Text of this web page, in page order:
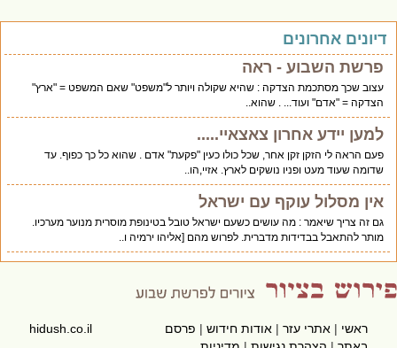
אחרונים
פרשת השבוע - ראה
עצוב שכך מסתכמת הצדקה : שהיא שקולה ויותר ל"משפט" שאם המשפט = "ארץ"
הצדקה = "אדם" ועוד... . שהוא..
למען יידע אחרון צאצאיי.....
פעם הראה לי הזקן זקן אחר, שכל כולו כעין "פקעת" אדם . שהוא כל כך כפוף. עד
שדומה שעוד מעט ופניו נושקים לארץ. אזיי,הו..
אין מסלול עוקף עם ישראל
גם זה צריך שיאמר : מה עושים כשעם ישראל טובל בטינופת מוסרית מנוער מערכיו.
מותר להתאבל בבדידות מדברית. לפרוש מהם [אליהו ירמיה ו..
ראשי|אתרי עזר|אודות חידוש|פרסם
hidush.co.il